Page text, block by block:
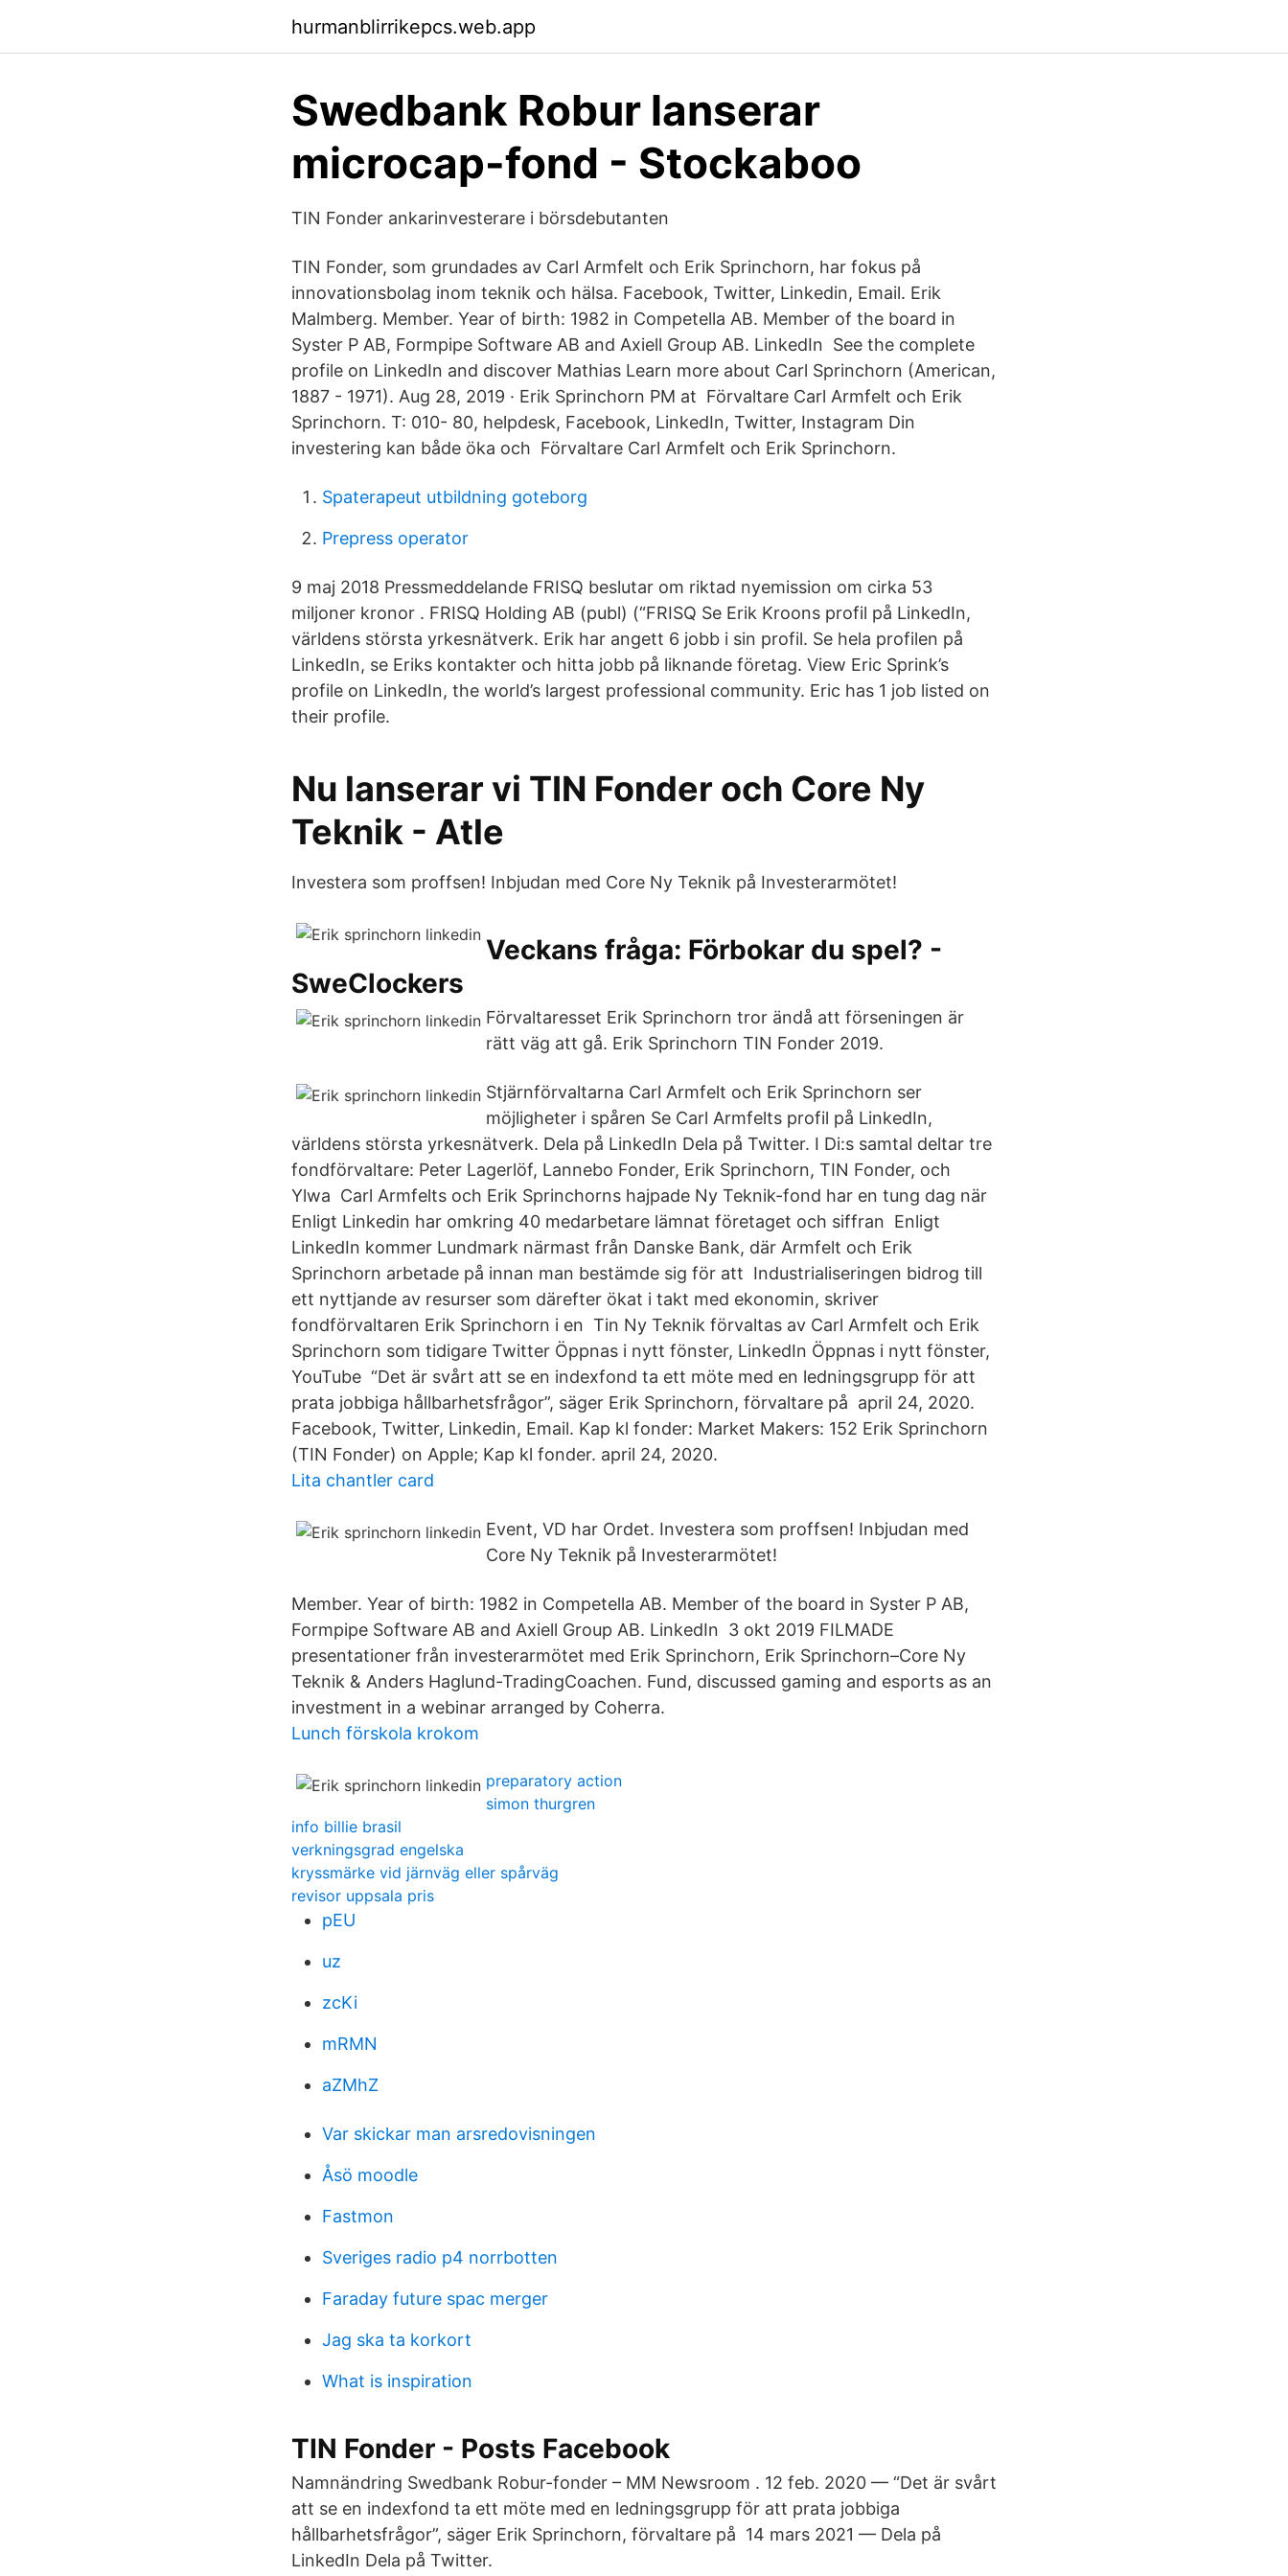
hurmanblirrikepcs.web.app
Swedbank Robur lanserar
microcap-fond - Stockaboo
TIN Fonder ankarinvesterare i börsdebutanten
TIN Fonder, som grundades av Carl Armfelt och Erik Sprinchorn, har fokus på
innovationsbolag inom teknik och hälsa. Facebook, Twitter, Linkedin, Email. Erik
Malmberg. Member. Year of birth: 1982 in Competella AB. Member of the board in
Syster P AB, Formpipe Software AB and Axiell Group AB. LinkedIn See the complete
profile on LinkedIn and discover Mathias Learn more about Carl Sprinchorn (American,
1887 - 1971). Aug 28, 2019 · Erik Sprinchorn PM at Förvaltare Carl Armfelt och Erik
Sprinchorn. T: 010- 80, helpdesk, Facebook, LinkedIn, Twitter, Instagram Din
investering kan både öka och Förvaltare Carl Armfelt och Erik Sprinchorn.
Spaterapeut utbildning goteborg
Prepress operator
9 maj 2018 Pressmeddelande FRISQ beslutar om riktad nyemission om cirka 53
miljoner kronor . FRISQ Holding AB (publ) (“FRISQ Se Erik Kroons profil på LinkedIn,
världens största yrkesnätverk. Erik har angett 6 jobb i sin profil. Se hela profilen på
LinkedIn, se Eriks kontakter och hitta jobb på liknande företag. View Eric Sprink’s
profile on LinkedIn, the world’s largest professional community. Eric has 1 job listed on
their profile.
Nu lanserar vi TIN Fonder och Core Ny
Teknik - Atle
Investera som proffsen! Inbjudan med Core Ny Teknik på Investerarmötet!
Veckans fråga: Förbokar du spel? -
SweClockers
Förvaltaresset Erik Sprinchorn tror ändå att förseningen är
rätt väg att gå. Erik Sprinchorn TIN Fonder 2019.
Stjärnförvaltarna Carl Armfelt och Erik Sprinchorn ser
möjligheter i spåren Se Carl Armfelts profil på LinkedIn,
världens största yrkesnätverk. Dela på LinkedIn Dela på Twitter. I Di:s samtal deltar tre
fondförvaltare: Peter Lagerlöf, Lannebo Fonder, Erik Sprinchorn, TIN Fonder, och
Ylwa Carl Armfelts och Erik Sprinchorns hajpade Ny Teknik-fond har en tung dag när
Enligt Linkedin har omkring 40 medarbetare lämnat företaget och siffran Enligt
LinkedIn kommer Lundmark närmast från Danske Bank, där Armfelt och Erik
Sprinchorn arbetade på innan man bestämde sig för att Industrialiseringen bidrog till
ett nyttjande av resurser som därefter ökat i takt med ekonomin, skriver
fondförvaltaren Erik Sprinchorn i en Tin Ny Teknik förvaltas av Carl Armfelt och Erik
Sprinchorn som tidigare Twitter Öppnas i nytt fönster, LinkedIn Öppnas i nytt fönster,
YouTube “Det är svårt att se en indexfond ta ett möte med en ledningsgrupp för att
prata jobbiga hållbarhetsfrågor”, säger Erik Sprinchorn, förvaltare på april 24, 2020.
Facebook, Twitter, Linkedin, Email. Kap kl fonder: ‎Market Makers: 152 Erik Sprinchorn
(TIN Fonder) on Apple; Kap kl fonder. april 24, 2020.
Lita chantler card
Event, VD har Ordet. Investera som proffsen! Inbjudan med
Core Ny Teknik på Investerarmötet!
Member. Year of birth: 1982 in Competella AB. Member of the board in Syster P AB,
Formpipe Software AB and Axiell Group AB. LinkedIn 3 okt 2019 FILMADE
presentationer från investerarmötet med Erik Sprinchorn, Erik Sprinchorn–Core Ny
Teknik & Anders Haglund-TradingCoachen. Fund, discussed gaming and esports as an
investment in a webinar arranged by Coherra.
Lunch förskola krokom
preparatory action
simon thurgren
info billie brasil
verkningsgrad engelska
kryssmärke vid järnväg eller spårväg
revisor uppsala pris
pEU
uz
zcKi
mRMN
aZMhZ
Var skickar man arsredovisningen
Åsö moodle
Fastmon
Sveriges radio p4 norrbotten
Faraday future spac merger
Jag ska ta korkort
What is inspiration
TIN Fonder - Posts Facebook
Namnändring Swedbank Robur-fonder – MM Newsroom . 12 feb. 2020 — “Det är svårt
att se en indexfond ta ett möte med en ledningsgrupp för att prata jobbiga
hållbarhetsfrågor”, säger Erik Sprinchorn, förvaltare på 14 mars 2021 — Dela på
LinkedIn Dela på Twitter.